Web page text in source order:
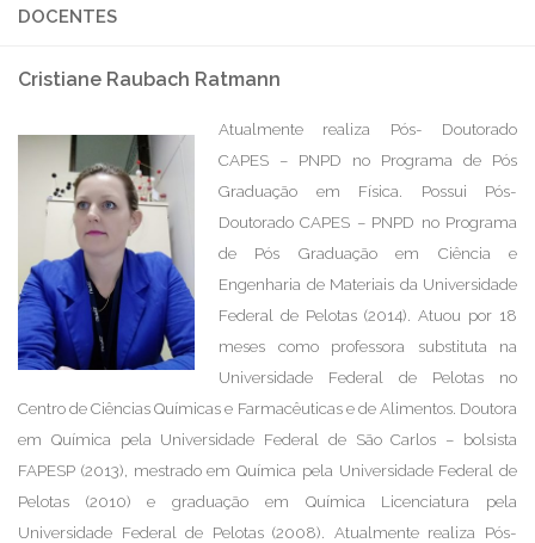
DOCENTES
Cristiane Raubach Ratmann
Atualmente realiza Pós- Doutorado
CAPES – PNPD no Programa de Pós
Graduação em Física. Possui Pós-
Doutorado CAPES – PNPD no Programa
de Pós Graduação em Ciência e
Engenharia de Materiais da Universidade
Federal de Pelotas (2014). Atuou por 18
meses como professora substituta na
Universidade Federal de Pelotas no
Centro de Ciências Químicas e Farmacêuticas e de Alimentos. Doutora
em Química pela Universidade Federal de São Carlos – bolsista
FAPESP (2013), mestrado em Química pela Universidade Federal de
Pelotas (2010) e graduação em Química Licenciatura pela
Universidade Federal de Pelotas (2008). Atualmente realiza Pós-